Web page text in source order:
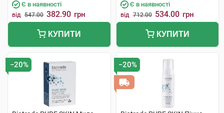
Є в наявності
від 547.00 382.90 грн
КУПИТИ
Є в наявності
від 712.00 534.00 грн
КУПИТИ
−20% −20%